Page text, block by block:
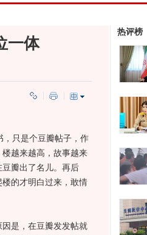
一体
只是个豆瓣帖子，作
越来越高，故事越来
瓣出了名儿。再后
的才明白过来，敢情
是，在豆瓣发发帖就
热评榜